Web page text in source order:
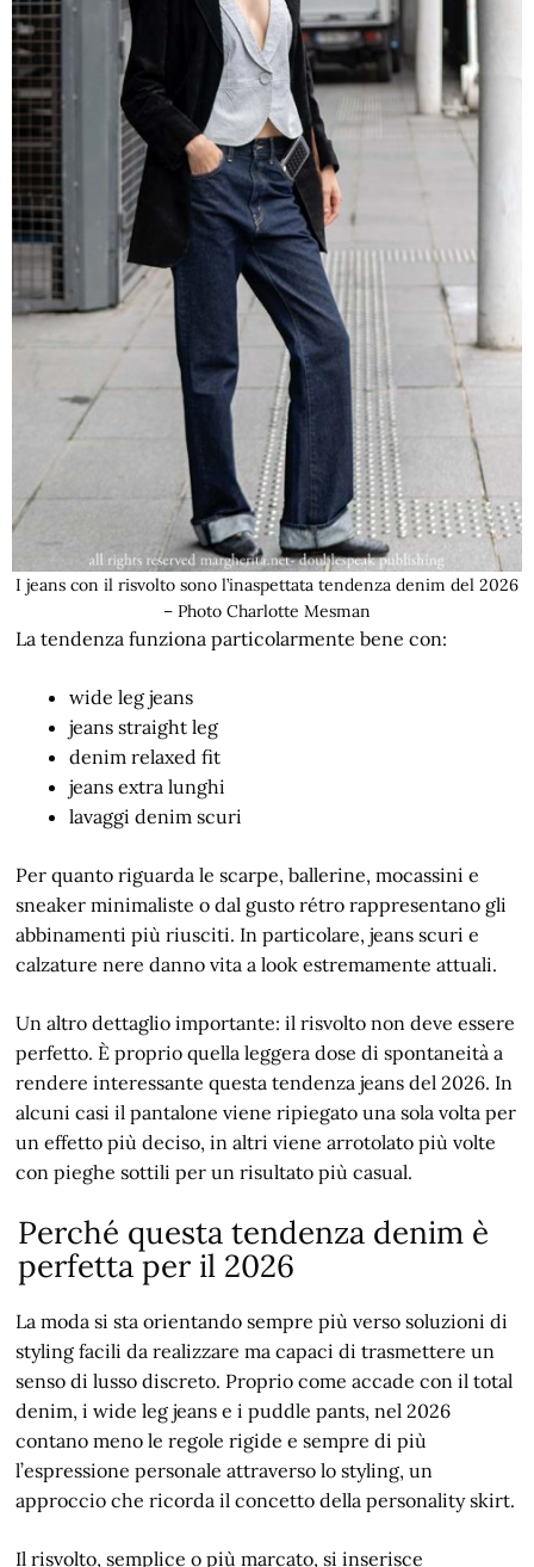
I jeans con il risvolto sono l’inaspettata tendenza denim del 2026
– Photo Charlotte Mesman
La tendenza funziona particolarmente bene con:
wide leg jeans
jeans straight leg
denim relaxed fit
jeans extra lunghi
lavaggi denim scuri
Per quanto riguarda le scarpe, ballerine, mocassini e
sneaker minimaliste o dal gusto rétro rappresentano gli
abbinamenti più riusciti. In particolare, jeans scuri e
calzature nere danno vita a look estremamente attuali.
Un altro dettaglio importante: il risvolto non deve essere
perfetto. È proprio quella leggera dose di spontaneità a
rendere interessante questa tendenza jeans del 2026. In
alcuni casi il pantalone viene ripiegato una sola volta per
un effetto più deciso, in altri viene arrotolato più volte
con pieghe sottili per un risultato più casual.
Perché questa tendenza denim è
perfetta per il 2026
La moda si sta orientando sempre più verso soluzioni di
styling facili da realizzare ma capaci di trasmettere un
senso di lusso discreto. Proprio come accade con il total
denim, i wide leg jeans e i puddle pants, nel 2026
contano meno le regole rigide e sempre di più
l’espressione personale attraverso lo styling, un
approccio che ricorda il concetto della personality skirt.
Il risvolto, semplice o più marcato, si inserisce